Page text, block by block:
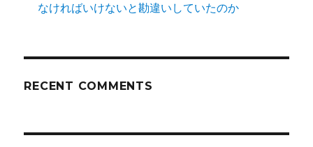
なければいけないと勘違いしていたのか
RECENT COMMENTS